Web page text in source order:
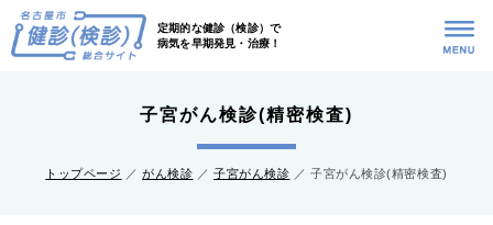
定期的な健診（検診）で
病気を早期発見・治療！
生年月日と性別から調べる
子宮がん検診(精密検査)
トップページ ／がん検診 ／子宮がん検診 ／ 子宮がん検診(精密検査)